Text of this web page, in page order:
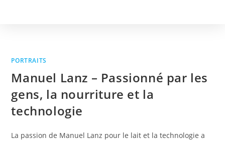
PORTRAITS
Manuel Lanz – Passionné par les
gens, la nourriture et la
technologie
La passion de Manuel Lanz pour le lait et la technologie a